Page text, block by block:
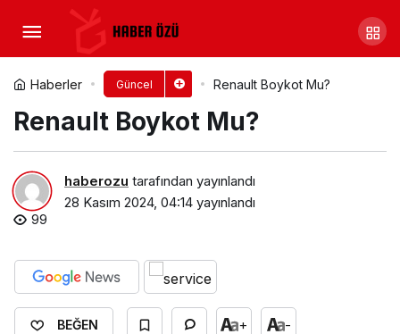
Haberler Güncel Renault Boykot Mu?
Renault Boykot Mu?
haberozu tarafından yayınlandı
28 Kasım 2024, 04:14 yayınlandı
99
BEĞEN + -
Coca-Cola Boykot Mu?
Yorum Yap